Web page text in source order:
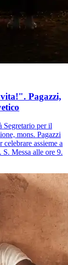
Pagazzi,
Segretario per il
mons. Pagazzi
assieme a
Messa alle ore 9.